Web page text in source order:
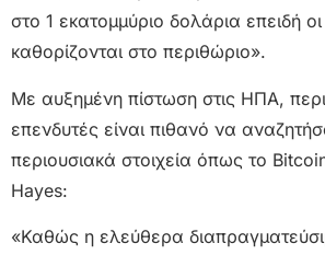
στο 1 εκατομμύριο δολάρια επειδή οι
καθορίζονται στο περιθώριο».
Με αυξημένη πίστωση στις ΗΠΑ,
επενδυτές είναι πιθανό να
περιουσιακά στοιχεία όπως το
Hayes:
«Καθώς η ελεύθερα